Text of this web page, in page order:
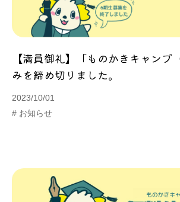
全て
お知らせ
プレスリリース
【満員御礼】「ものかきキャンプ
みを締め切りました。
2023/10/01
# お知らせ